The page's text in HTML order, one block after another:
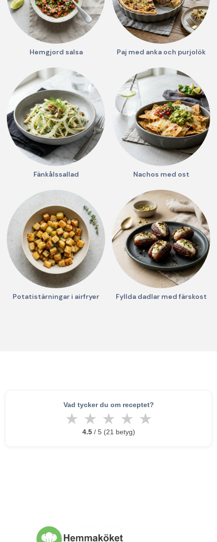
Hemgjord salsa Paj med anka och purjolök
Fänkålssallad Nachos med ost
Potatistärningar i airfryer Fyllda dadlar med färskost
Vad tycker du om receptet?
★ ★ ★ ★ ★
4.5/ 5 (21 betyg)